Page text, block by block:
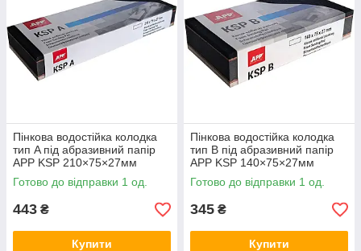
Пінкова водостійка колодка
тип A під абразивний папір
APP KSP 210×75×27мм
Готово до відправки 1 од.
443 ₴
Купити
Пінкова водостійка колодка
тип B під абразивний папір
APP KSP 140×75×27мм
Готово до відправки 1 од.
345 ₴
Купити